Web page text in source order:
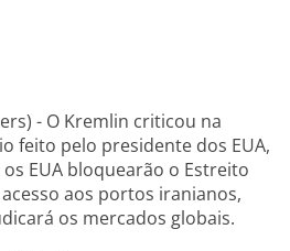
- O Kremlin criticou na
feito pelo presidente dos EUA,
EUA bloquearão o Estreito
aos portos iranianos,
os mercados globais.